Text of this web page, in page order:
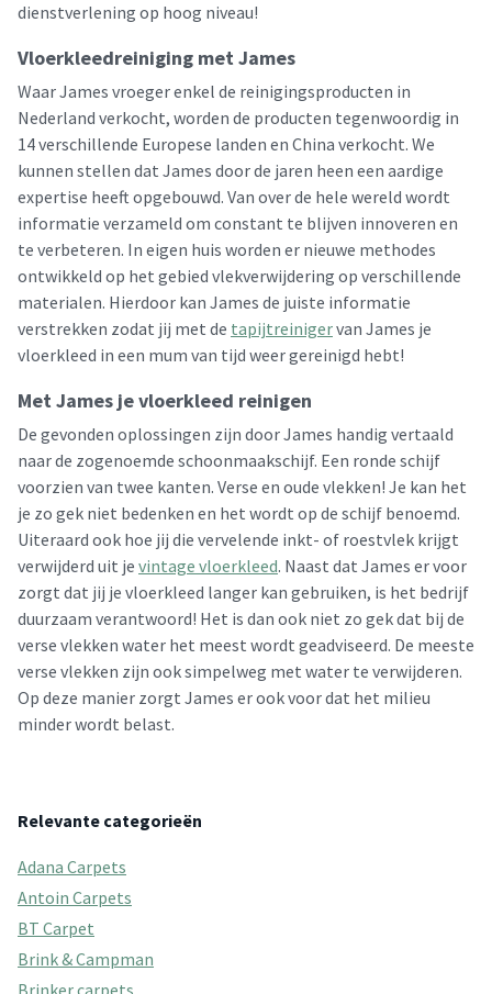
dienstverlening op hoog niveau!
Vloerkleedreiniging met James
Waar James vroeger enkel de reinigingsproducten in
Nederland verkocht, worden de producten tegenwoordig in
14 verschillende Europese landen en China verkocht. We
kunnen stellen dat James door de jaren heen een aardige
expertise heeft opgebouwd. Van over de hele wereld wordt
informatie verzameld om constant te blijven innoveren en
te verbeteren. In eigen huis worden er nieuwe methodes
ontwikkeld op het gebied vlekverwijdering op verschillende
materialen. Hierdoor kan James de juiste informatie
verstrekken zodat jij met de tapijtreinigervan James je
vloerkleed in een mum van tijd weer gereinigd hebt!
Met James je vloerkleed reinigen
De gevonden oplossingen zijn door James handig vertaald
naar de zogenoemde schoonmaakschijf. Een ronde schijf
voorzien van twee kanten. Verse en oude vlekken! Je kan het
je zo gek niet bedenken en het wordt op de schijf benoemd.
Uiteraard ook hoe jij die vervelende inkt- of roestvlek krijgt
verwijderd uit je vintage vloerkleed. Naast dat James er voor
zorgt dat jij je vloerkleed langer kan gebruiken, is het bedrijf
duurzaam verantwoord! Het is dan ook niet zo gek dat bij de
verse vlekken water het meest wordt geadviseerd. De meeste
verse vlekken zijn ook simpelweg met water te verwijderen.
Op deze manier zorgt James er ook voor dat het milieu
minder wordt belast.
Relevante categorieën
Adana Carpets
Antoin Carpets
BT Carpet
Brink & Campman
Brinker carpets